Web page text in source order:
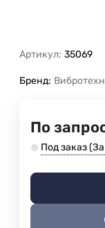
Артикул: 35069
Бренд:
По
Под заказ